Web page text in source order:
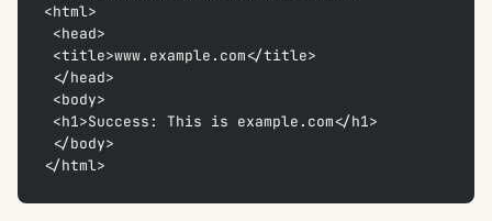
<html>
<head>
<title>www.example.com</title>
</head>
<body>
<h1>Success: This is example.com</h1>
</body>
</html>